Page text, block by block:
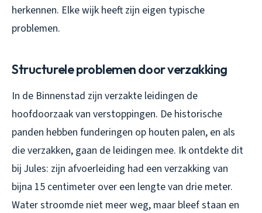
herkennen. Elke wijk heeft zijn eigen typische
problemen.
Structurele problemen door verzakking
In de Binnenstad zijn verzakte leidingen de
hoofdoorzaak van verstoppingen. De historische
panden hebben funderingen op houten palen, en als
die verzakken, gaan de leidingen mee. Ik ontdekte dit
bij Jules: zijn afvoerleiding had een verzakking van
bijna 15 centimeter over een lengte van drie meter.
Water stroomde niet meer weg, maar bleef staan en